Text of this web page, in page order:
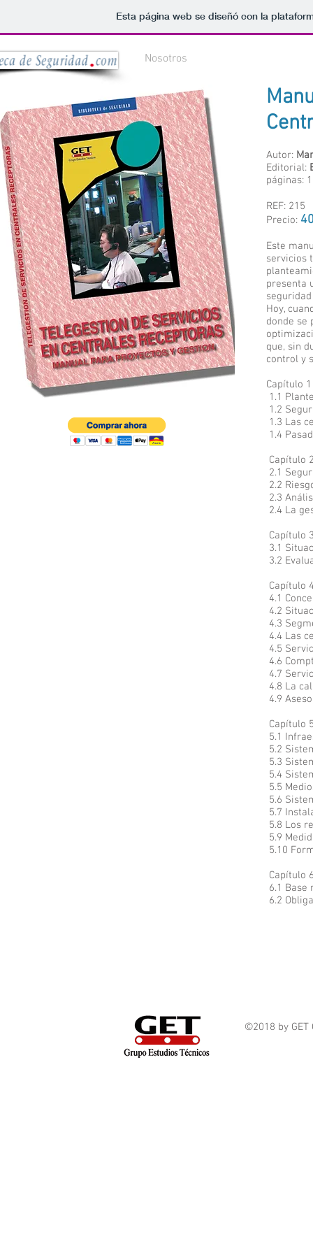
Esta página web se diseñó con la
Nosotros
Autor:
Editorial:
páginas:
REF: 215
Precio:
Este
servicios
presenta
Hoy,
donde se
que, sin
control y
Capítulo 1
1.1
1.2
1.3 Las
1.4
Capítulo
2.1
2.2
2.3
2.4 La
Capítulo
3.1
3.2
Capítulo
4.1
4.2
4.3
4.4 Las
4.5
4.6
4.7
4.8 La
4.9
Capítulo
5.1
5.2
5.3
5.4
5.5
5.6
5.7
5.8 Los
5.9
5.10
Capítulo
6.1 Base
6.2
©2018 by GET